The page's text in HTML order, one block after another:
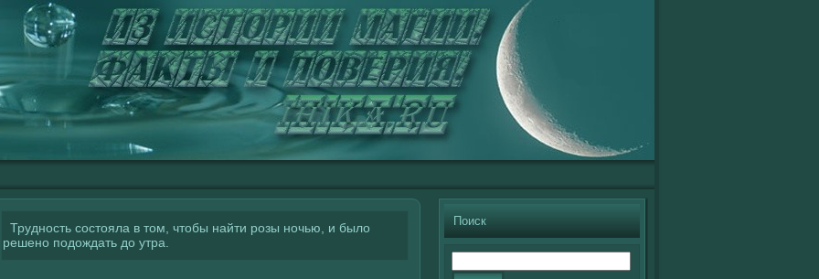
Трудность состояла в том, чтобы найти розы ночью, и было
решено подождать до утра.
Поиск